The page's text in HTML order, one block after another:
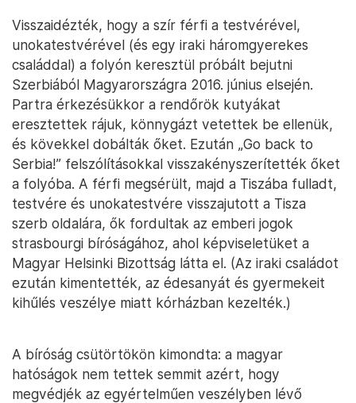
Visszaidézték, hogy a szír férfi a testvérével,
unokatestvérével (és egy iraki háromgyerekes
családdal) a folyón keresztül próbált bejutni
Szerbiából Magyarországra 2016. június elsején.
Partra érkezésükkor a rendőrök kutyákat
eresztettek rájuk, könnygázt vetettek be ellenük,
és kövekkel dobálták őket. Ezután „Go back to
Serbia!” felszólításokkal visszakényszerítették őket
a folyóba. A férfi megsérült, majd a Tiszába fulladt,
testvére és unokatestvére visszajutott a Tisza
szerb oldalára, ők fordultak az emberi jogok
strasbourgi bíróságához, ahol képviseletüket a
Magyar Helsinki Bizottság látta el. (Az iraki családot
ezután kimentették, az édesanyát és gyermekeit
kihűlés veszélye miatt kórházban kezelték.)
A bíróság csütörtökön kimondta: a magyar
hatóságok nem tettek semmit azért, hogy
megvédjék az egyértelműen veszélyben lévő